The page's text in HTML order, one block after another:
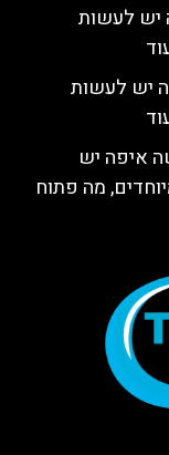
יש לעשות
יש לעשות
איפה יש
מה פתוח